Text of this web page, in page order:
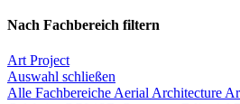
Nach Fachbereich filtern
Art Project
Auswahl schließen
Alle Fachbereiche Aerial Architecture